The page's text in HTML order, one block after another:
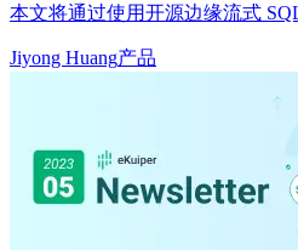
本文将通过使用开源边缘流式
Jiyong Huang产品